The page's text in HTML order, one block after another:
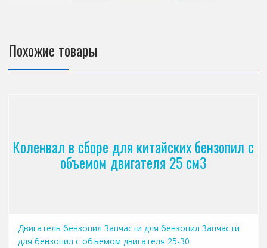
Похожие товары
Коленвал в сборе для китайских бензопил с
объемом двигателя 25 см3
Двигатель бензопил Запчасти для бензопил Запчасти
для бензопил с объемом двигателя 25-30